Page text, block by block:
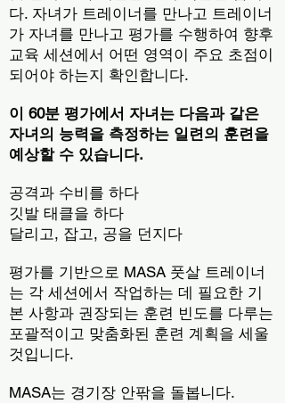
다. 자녀가 트레이너를 만나고 트레이너
가 자녀를 만나고 평가를 수행하여 향후
교육 세션에서 어떤 영역이 주요 초점이
되어야 하는지 확인합니다.
이 60분 평가에서 자녀는 다음과 같은
자녀의 능력을 측정하는 일련의 훈련을
예상할 수 있습니다.
공격과 수비를 하다
깃발 태클을 하다
달리고, 잡고, 공을 던지다
평가를 기반으로 MASA 풋살 트레이너
는 각 세션에서 작업하는 데 필요한 기
본 사항과 권장되는 훈련 빈도를 다루는
포괄적이고 맞춤화된 훈련 계획을 세울
것입니다.
MASA는 경기장 안팎을 돌봅니다.